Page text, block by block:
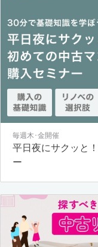
毎週木･金開催
平日夜にサクッと
ー